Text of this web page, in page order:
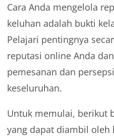
Cara Anda mengelola
keluhan adalah bukti
Pelajari pentingnya
reputasi online Anda
pemesanan dan
keseluruhan.
Untuk memulai, berikut
yang dapat diambil oleh